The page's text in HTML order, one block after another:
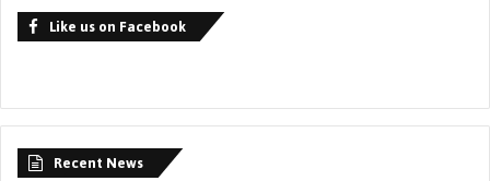
Like us on Facebook
Recent News